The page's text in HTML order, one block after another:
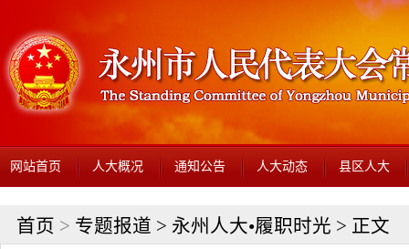
网站首页 人大概况 通知公告 人大动态 县区人大
首页 > 专题报道 > 永州人大•履职时光 > 正文